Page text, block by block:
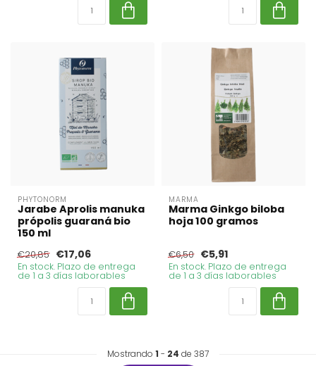
PHYTONORM
Jarabe Aprolis manuka
própolis guaraná bio
150 ml
€20,85 €17,06
En stock. Plazo de entrega
de 1 a 3 días laborables
MARMA
Marma Ginkgo biloba
hoja 100 gramos
€6,50 €5,91
En stock. Plazo de entrega
de 1 a 3 días laborables
Mostrando 1 - 24 de 387